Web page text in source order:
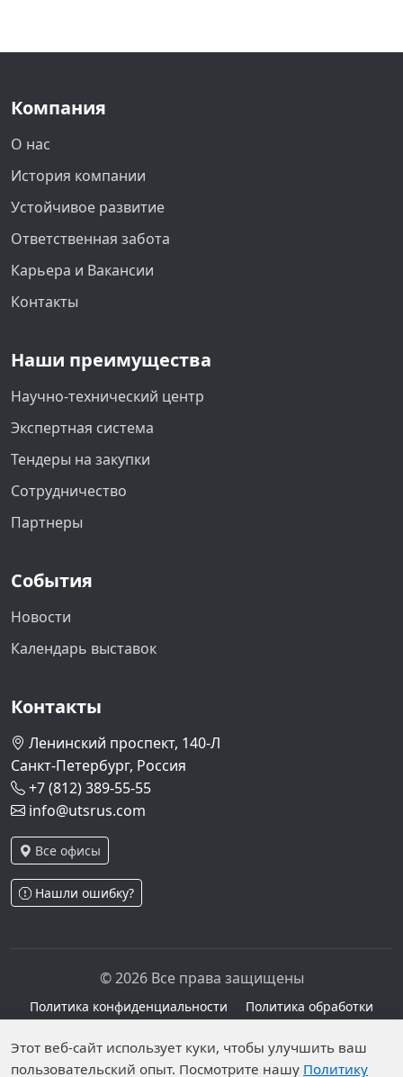
Компания
О нас
История компании
Устойчивое развитие
Ответственная забота
Карьера и Вакансии
Контакты
Наши преимущества
Научно-технический центр
Экспертная система
Тендеры на закупки
Сотрудничество
Партнеры
События
Новости
Календарь выставок
Контакты
Ленинский проспект, 140-Л
Санкт-Петербург, Россия
+7 (812) 389-55-55
info@utsrus.com
Все офисы
Нашли ошибку?
© 2026 Все права защищены
Политика конфиденциальности
Политика обработки
Персональные данные опубликованы на сайте при
наличии правовых оснований в соответствии с ч.1
Этот веб-сайт использует куки, чтобы улучшить ваш
пользовательский опыт. Посмотрите нашу Политику